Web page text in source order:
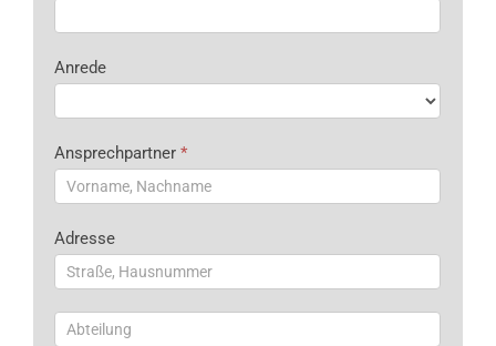
Anrede
Ansprechpartner*
Adresse
Adresse
Adresse